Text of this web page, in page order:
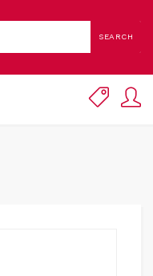
SEARCH